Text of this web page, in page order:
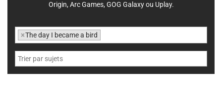
Origin, Arc Games, GOG Galaxy ou Uplay.
×The day I became a bird